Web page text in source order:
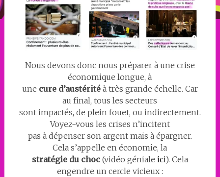
Nous devons donc nous préparer à une crise
économique longue, à
une cure d’austéritéà très grande échelle. Car
au final, tous les secteurs
sont impactés, de plein fouet, ou indirectement.
Voyez-vous les crises n’incitent
pas à dépenser son argent mais à épargner.
Cela s’appelle en économie, la
stratégie du choc(vidéo géniale ici). Cela
engendre un cercle vicieux :